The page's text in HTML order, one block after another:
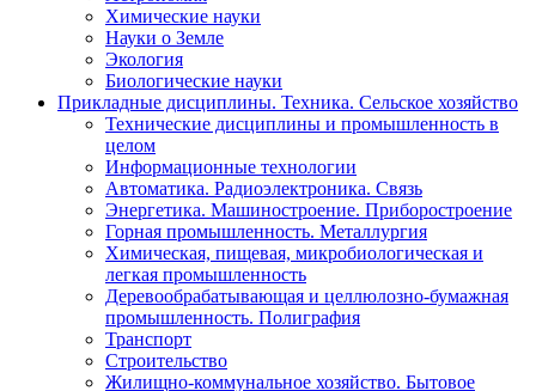
Химические науки
Науки о Земле
Экология
Биологические науки
Прикладные дисциплины. Техника. Сельское хозяйство
Технические дисциплины и промышленность в
целом
Информационные технологии
Автоматика. Радиоэлектроника. Связь
Энергетика. Машиностроение. Приборостроение
Горная промышленность. Металлургия
Химическая, пищевая, микробиологическая и
легкая промышленность
Деревообрабатывающая и целлюлозно-бумажная
промышленность. Полиграфия
Транспорт
Строительство
Жилищно-коммунальное хозяйство. Бытовое